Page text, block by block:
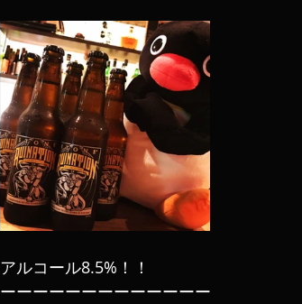
アルコール8.5%！！
ーーーーーーーーーーーーー